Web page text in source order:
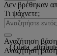
Δεν βρέθηκαν
Τι ψάχνετε;
Αναζήτηση
Αναζήτηση